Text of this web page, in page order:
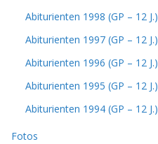
Abiturienten 1998 (GP – 12 J.)
Abiturienten 1997 (GP – 12 J.)
Abiturienten 1996 (GP – 12 J.)
Abiturienten 1995 (GP – 12 J.)
Abiturienten 1994 (GP – 12 J.)
Fotos